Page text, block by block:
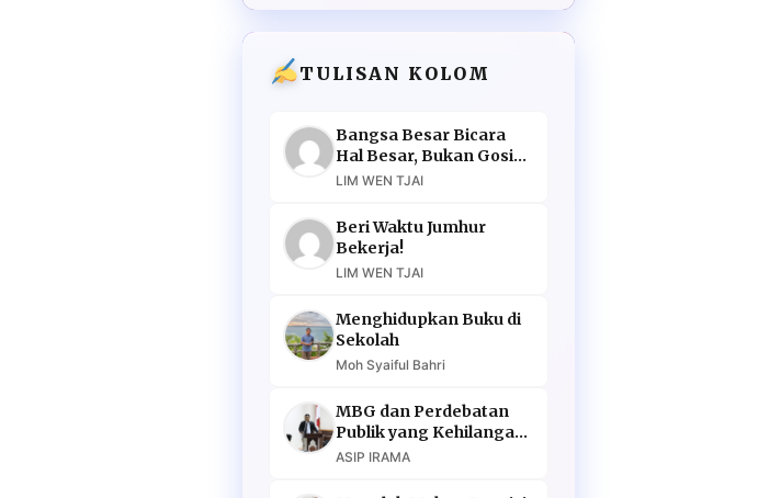
TULISAN KOLOM
Bangsa Besar Bicara
Hal Besar, Bukan Gosip
Murahan
LIM WEN TJAI
Beri Waktu Jumhur
Bekerja!
LIM WEN TJAI
Menghidupkan Buku di
Sekolah
Moh Syaiful Bahri
MBG dan Perdebatan
Publik yang Kehilangan
Argumen
ASIP IRAMA